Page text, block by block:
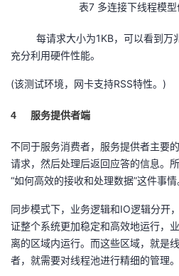
表7 多连接下线程模型优
每请求大小为1KB，可以看到万
充分利用硬件性能。
(该测试环境，网卡支持RSS特性。)
4 服务提供者端
不同于服务消费者，服务提供者主要
请求，然后处理后返回应答的信息。
“如何高效的接收和处理数据”这件事情
同步模式下，业务逻辑和IO逻辑分开
证整个系统更加稳定和高效地运行，
离的区域内运行。而这些区域，就是
者，就需要对线程池进行精细的管理。